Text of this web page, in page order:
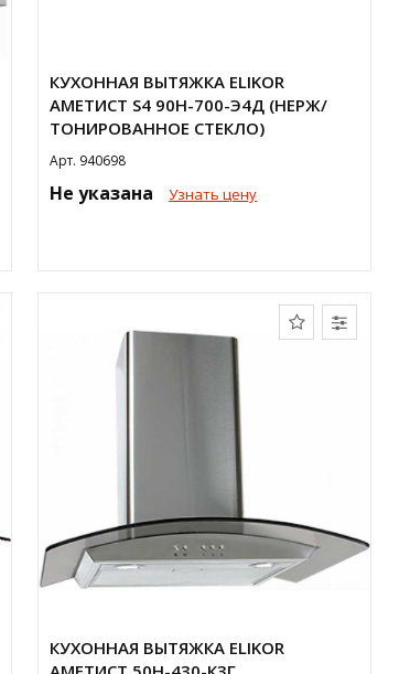
КУХОННАЯ ВЫТЯЖКА ELIKOR
АМЕТИСТ S4 90Н-700-Э4Д (НЕРЖ/
ТОНИРОВАННОЕ СТЕКЛО)
Арт. 940698
Не указана Узнать цену
КУХОННАЯ ВЫТЯЖКА ELIKOR